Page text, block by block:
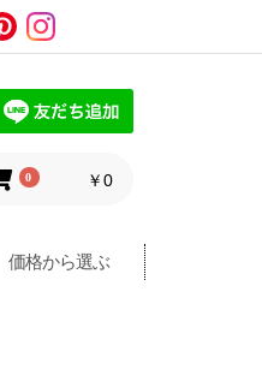
0 ￥0
価格から選ぶ